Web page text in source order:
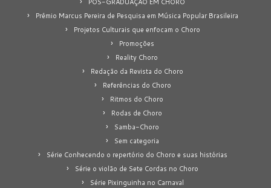
Prêmio Marcus Pereira de Pesquisa em Música Popular Brasileira
Projetos Culturais que enfocam o Choro
Promoções
Reality Choro
Redação da Revista do Choro
Referências do Choro
Ritmos do Choro
Rodas de Choro
Samba-Choro
Sem categoria
Série Conhecendo o repertório do Choro e suas histórias
Série o violão de Sete Cordas no Choro
Série Pixinguinha no Carnaval